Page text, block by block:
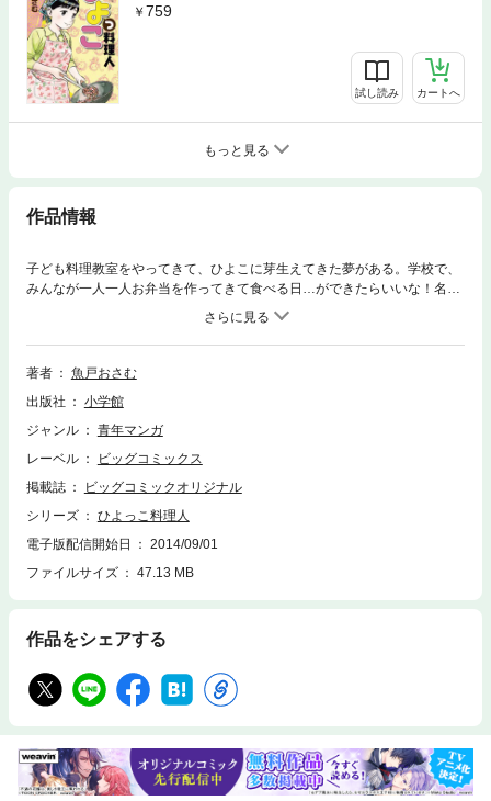
759
試し読み カートへ
もっと見る
作品情報
子ども料理教室をやってきて、ひよこに芽生えてきた夢がある。学校で、
みんなが一人一人お弁当を作ってきて食べる日…ができたらいいな！名付
けて「ひよっこ弁当の日」！ひよこの夢を叶えるために、学校の先生であ
るハム太は下心も後押しして、その実現に奔走するものの……毎回好評の
今回のレシピは白玉団子の作り方鮭の照り焼きバーガーさつまいもと南瓜
の肉団子きのこの炊き込みご飯の作り方スパゲッティナポリタンの作り方
さば缶の炊き込みご飯の作り方
著者
魚戸おさむ
出版社
小学館
ジャンル
青年マンガ
レーベル
ビッグコミックス
掲載誌
ビッグコミックオリジナル
シリーズ
ひよっこ料理人
電子版配信開始日
2014/09/01
ファイルサイズ
47.13 MB
作品をシェアする